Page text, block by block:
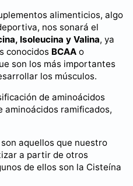
alimenticios, algo
nos sonará el
Isoleucina y Valina, ya
conocidos BCAA o
son los más importantes
los músculos.
de aminoácidos
aminoácidos ramificados,
son aquellos que nuestro
a partir de otros
de ellos son la Cisteína